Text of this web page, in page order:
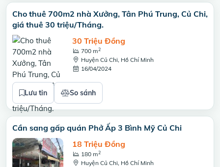
Cho thuê 700m2 nhà Xưởng, Tân Phú Trung, Củ Chi,
giá thuê 30 triệu/Tháng.
30 Triệu Đồng
700 m2
Huyện Củ Chi, Hồ Chí Minh
16/04/2024
Lưu tin So sánh
Cần sang gấp quán Phở Ấp 3 Bình Mỹ Củ Chi
18 Triệu Đồng
180 m2
Huyện Củ Chi, Hồ Chí Minh